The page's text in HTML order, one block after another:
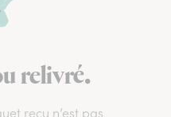
relivré.
reçu n’est pas